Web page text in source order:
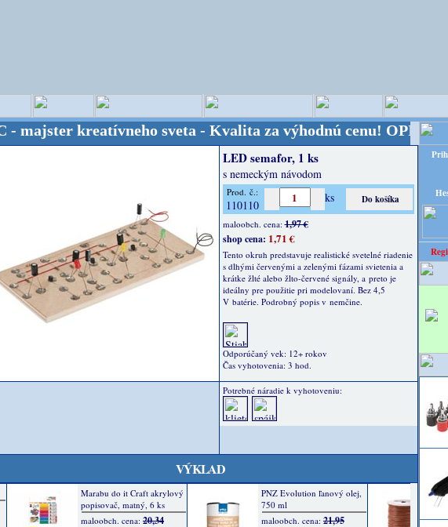
OPITEC -
kreatívneho sveta - Kvalita za výhodnú cenu!
LED semafor, 1 ks
s nemeckým návodom
Prod. č.:
110110
ks
maloobch. cena:1,97 €
shop cena: 1,71 €
Tento okruh predstavuje realistické svetelné riadenie
s dlhými červenými a zelenými fázami svietenia a
krátke žlté alebo žlto-červené signály, a preto je
ideálny pre použitie pri modelovaní. Bez 4,5
V batérie. Podrobný popis v nemčine.
Odporúčaný vek: 12+ rokov
Čas vyhotovenia: 3 hod.
Potrebné náradie k vyhotoveniu:
VÝKLAD